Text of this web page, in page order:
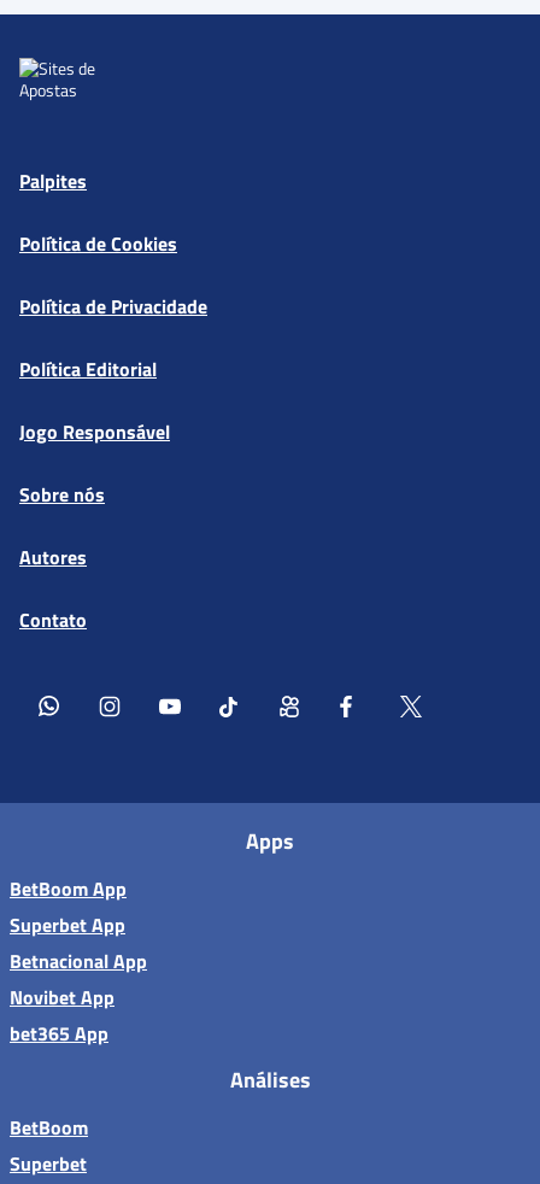
Palpites
Política de Cookies
Política de Privacidade
Política Editorial
Jogo Responsável
Sobre nós
Autores
Contato
Apps
BetBoom App
Superbet App
Betnacional App
Novibet App
bet365 App
Análises
BetBoom
Superbet